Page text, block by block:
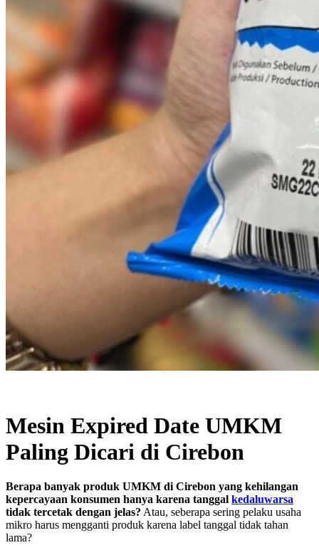
Mesin Expired Date UMKM
Paling Dicari di Cirebon
Berapa banyak produk UMKM di Cirebon yang kehilangan
kepercayaan konsumen hanya karena tanggal kedaluwarsa
tidak tercetak dengan jelas? Atau, seberapa sering pelaku usaha
mikro harus mengganti produk karena label tanggal tidak tahan
lama?